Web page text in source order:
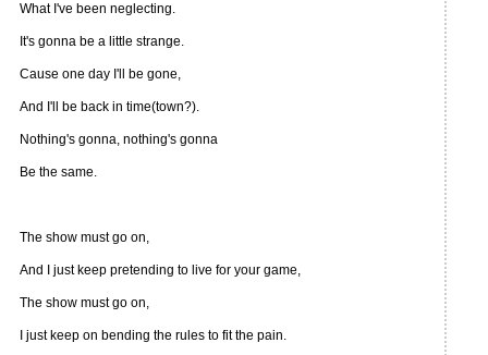
What I've been neglecting.
It's gonna be a little strange.
Cause one day I'll be gone,
And I'll be back in time(town?).
Nothing's gonna, nothing's gonna
Be the same.
The show must go on,
And I just keep pretending to live for your game,
The show must go on,
I just keep on bending the rules to fit the pain.